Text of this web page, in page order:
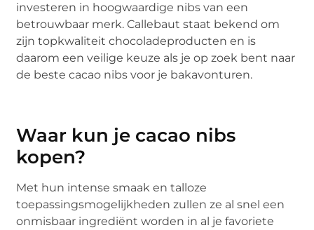
investeren in hoogwaardige nibs van een
betrouwbaar merk. Callebaut staat bekend om
zijn topkwaliteit chocoladeproducten en is
daarom een veilige keuze als je op zoek bent naar
de beste cacao nibs voor je bakavonturen.
Waar kun je cacao nibs
kopen?
Met hun intense smaak en talloze
toepassingsmogelijkheden zullen ze al snel een
onmisbaar ingrediënt worden in al je favoriete